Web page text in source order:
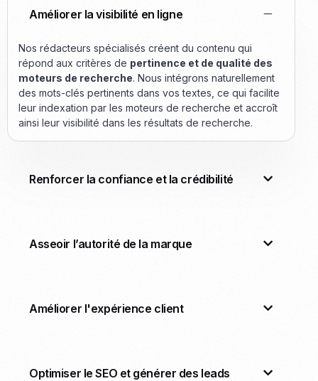
Améliorer la visibilité en ligne
Nos rédacteurs spécialisés créent du contenu qui
répond aux critères de pertinence et de qualité des
moteurs de recherche. Nous intégrons naturellement
des mots-clés pertinents dans vos textes, ce qui facilite
leur indexation par les moteurs de recherche et accroît
ainsi leur visibilité dans les résultats de recherche.
Renforcer la confiance et la crédibilité
Asseoir l’autorité de la marque
Améliorer l'expérience client
Optimiser le SEO et générer des leads